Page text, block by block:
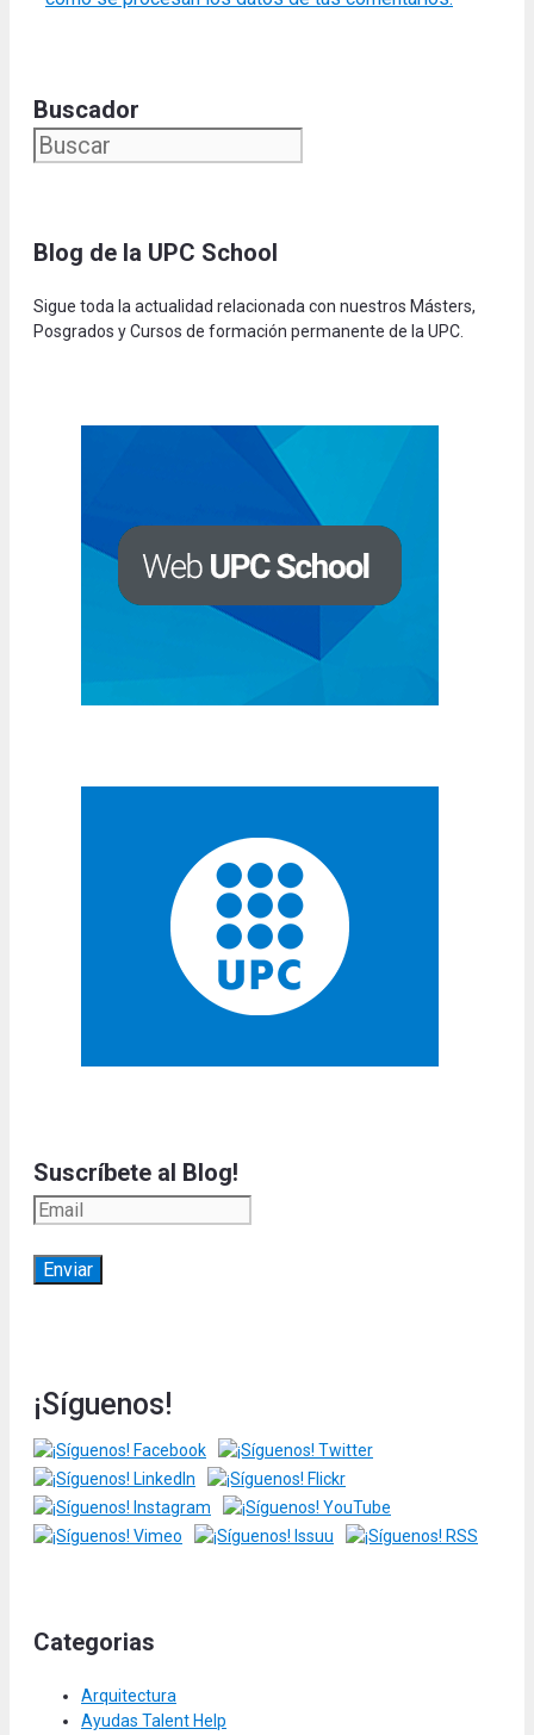
Buscador
Blog de la UPC School
Sigue toda la actualidad relacionada con nuestros Másters,
Posgrados y Cursos de formación permanente de la UPC.
Suscríbete al Blog!
¡Síguenos!
Categorias
Arquitectura
Ayudas Talent Help